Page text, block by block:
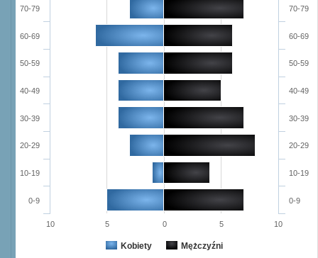
Kobiety Mężczyźni
0-9
10-19
20-29
30-39
40-49
50-59
60-69
70-79
0-9
10-19
20-29
30-39
40-49
50-59
60-69
70-79
0
10 5 5 10